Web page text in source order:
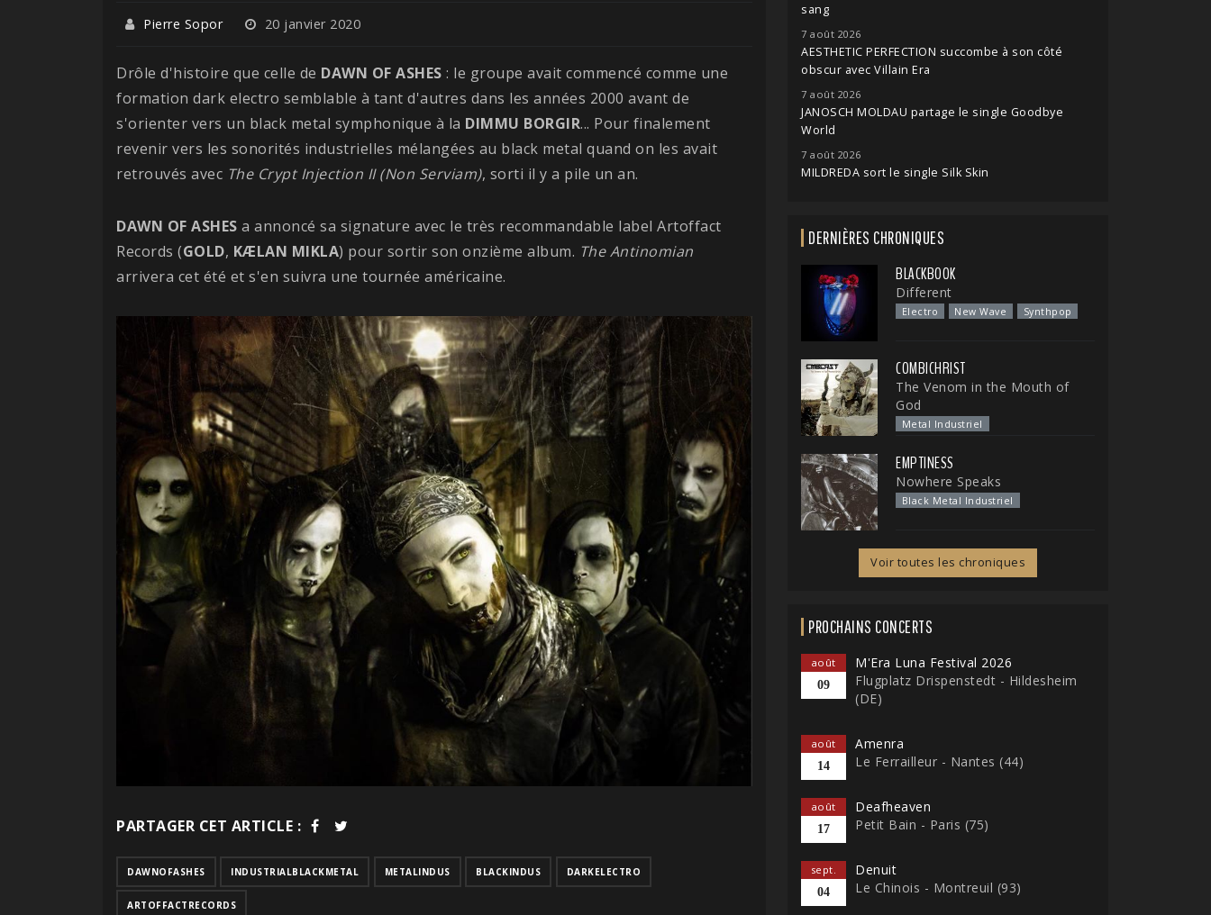
Pierre Sopor 20 janvier 2020
Drôle d'histoire que celle de DAWN OF ASHES : le groupe avait commencé comme une
formation dark electro semblable à tant d'autres dans les années 2000 avant de
s'orienter vers un black metal symphonique à la DIMMU BORGIR... Pour finalement
revenir vers les sonorités industrielles mélangées au black metal quand on les avait
retrouvés avec The Crypt Injection II (Non Serviam), sorti il y a pile un an.
DAWN OF ASHES a annoncé sa signature avec le très recommandable label Artoffact
Records (GOLD, KÆLAN MIKLA) pour sortir son onzième album. The Antinomian
arrivera cet été et s'en suivra une tournée américaine.
PARTAGER CET ARTICLE :
DAWNOFASHES INDUSTRIALBLACKMETAL METALINDUS BLACKINDUS DARKELECTRO
ARTOFFACTRECORDS
sang
7 août 2026
AESTHETIC PERFECTION succombe à son côté
obscur avec Villain Era
7 août 2026
JANOSCH MOLDAU partage le single Goodbye
World
7 août 2026
MILDREDA sort le single Silk Skin
DERNIÈRES CHRONIQUES
BLACKBOOK
Different
Electro New Wave Synthpop
COMBICHRIST
The Venom in the Mouth of
God
Metal Industriel
EMPTINESS
Nowhere Speaks
Black Metal Industriel
Voir toutes les chroniques
PROCHAINS CONCERTS
août
09
M'Era Luna Festival 2026
Flugplatz Drispenstedt - Hildesheim
(DE)
août
14
Amenra
Le Ferrailleur - Nantes (44)
août
17
Deafheaven
Petit Bain - Paris (75)
sept.
04
Denuit
Le Chinois - Montreuil (93)